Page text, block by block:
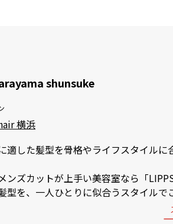
shunsuke
横浜
適した髪型を骨格やライフスタイルに
ンズカットが上手い美容室なら「
型を、一人ひとりに似合うスタイルで